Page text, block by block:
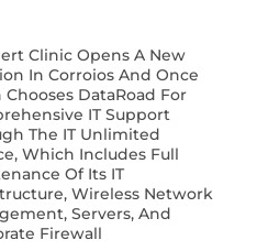
Clinic Opens A New
In Corroios And Once
Chooses DataRoad For
IT Support
The IT Unlimited
Which Includes Full
Of Its IT
Wireless Network
Servers, And
Firewall